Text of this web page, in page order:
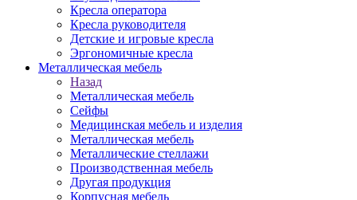
Кресла оператора
Кресла руководителя
Детские и игровые кресла
Эргономичные кресла
Металлическая мебель
Назад
Металлическая мебель
Сейфы
Медицинская мебель и изделия
Металлическая мебель
Металлические стеллажи
Производственная мебель
Другая продукция
Корпусная мебель